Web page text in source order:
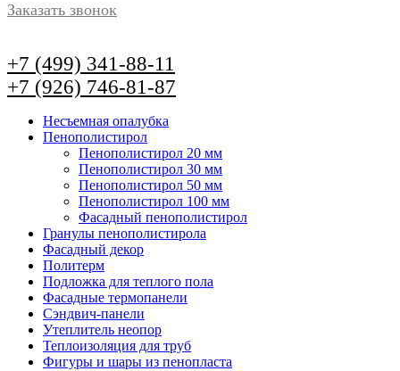
Заказать звонок
+7 (499) 341-88-11
+7 (926) 746-81-87
Несъемная опалубка
Пенополистирол
Пенополистирол 20 мм
Пенополистирол 30 мм
Пенополистирол 50 мм
Пенополистирол 100 мм
Фасадный пенополистирол
Гранулы пенополистирола
Фасадный декор
Политерм
Подложка для теплого пола
Фасадные термопанели
Сэндвич-панели
Утеплитель неопор
Теплоизоляция для труб
Фигуры и шары из пенопласта